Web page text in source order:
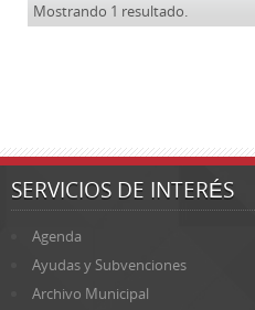
Mostrando 1 resultado.
SERVICIOS DE INTERÉS
Agenda
Ayudas y Subvenciones
Archivo Municipal